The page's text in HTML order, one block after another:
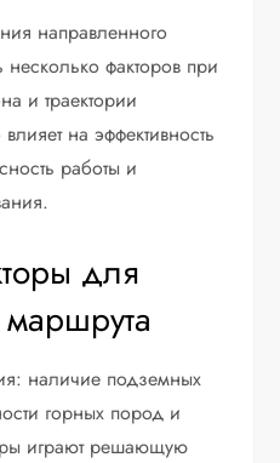
направленного
несколько факторов при
и траектории
на эффективность
работы и
для
наличие подземных
горных пород и
играют решающую